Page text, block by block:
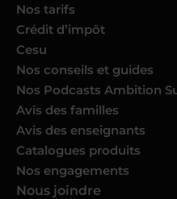
Nos tarifs
Crédit d’impôt
Cesu
Nos conseils et guides
Nos Podcasts Ambition
Avis des familles
Avis des enseignants
Catalogues produits
Nos engagements
Nous joindre